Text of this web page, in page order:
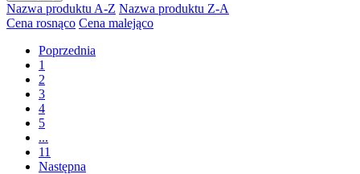
Nazwa produktu A-Z Nazwa produktu Z-A
Cena rosnąco Cena malejąco
Poprzednia
1
2
3
4
5
...
11
Następna